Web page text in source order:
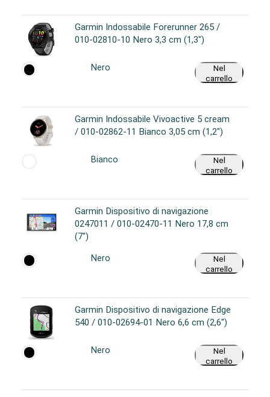
Garmin Indossabile Forerunner 265 /
010-02810-10 Nero 3,3 cm (1,3")
Nero
Nel
carrello
Garmin Indossabile Vivoactive 5 cream
/ 010-02862-11 Bianco 3,05 cm (1,2")
Bianco
Nel
carrello
Garmin Dispositivo di navigazione
0247011 / 010-02470-11 Nero 17,8 cm
(7")
Nero
Nel
carrello
Garmin Dispositivo di navigazione Edge
540 / 010-02694-01 Nero 6,6 cm (2,6")
Nero
Nel
carrello